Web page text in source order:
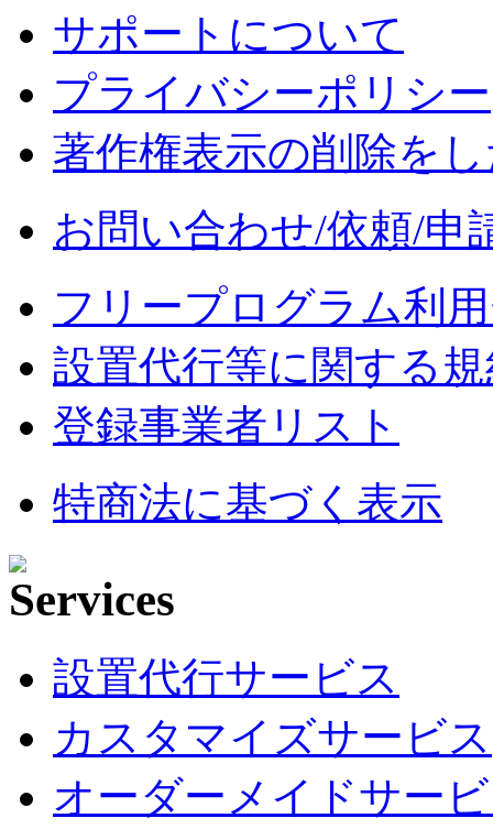
サポートについて
プライバシーポリシー
著作権表示の削除を
お問い合わせ/依頼/申
フリープログラム利
設置代行等に関する
登録事業者リスト
特商法に基づく表示
設置代行サービス
カスタマイズサービス
オーダーメイドサー